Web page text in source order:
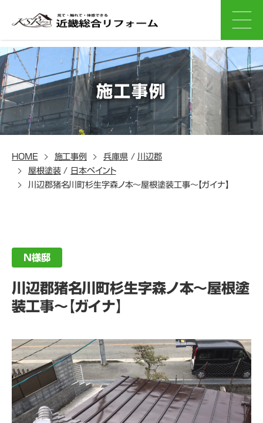
施工事例
HOME 施工事例 兵庫県/ 川辺郡
屋根塗装/
日本ペイント
川辺郡猪名川町杉生字森ノ本～屋根塗装工事～【ガイナ】
N様邸
川辺郡猪名川町杉生字森ノ本～屋根塗
装工事～【ガイナ】